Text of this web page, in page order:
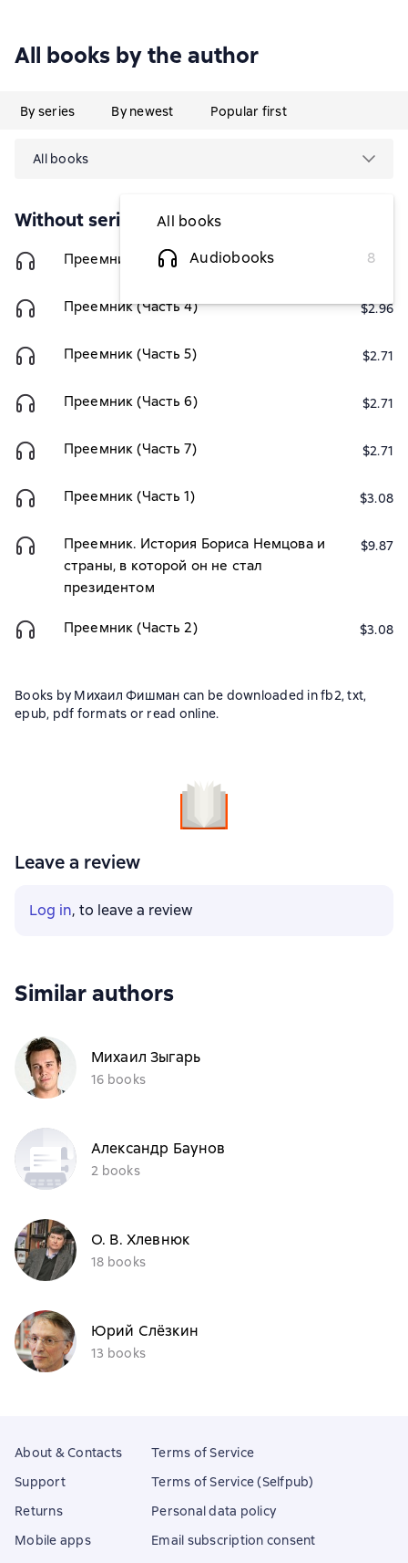
All books by the author
By series By newest Popular first
All books
All books
Audiobooks
8
Without series
Преемник (Часть 3) $2.96
Преемник (Часть 4) $2.96
Преемник (Часть 5) $2.71
Преемник (Часть 6) $2.71
Преемник (Часть 7) $2.71
Преемник (Часть 1) $3.08
Преемник. История Бориса Немцова и
страны, в которой он не стал
президентом
$9.87
Преемник (Часть 2) $3.08
Books by Михаил Фишман can be downloaded in fb2, txt,
epub, pdf formats or read online.
Leave a review
Log in, to leave a review
Similar authors
Михаил Зыгарь
16 books
Александр Баунов
2 books
О. В. Хлевнюк
18 books
Юрий Слёзкин
13 books
About & Contacts
Support
Returns
Mobile apps
Terms of Service
Terms of Service (Selfpub)
Personal data policy
Email subscription consent